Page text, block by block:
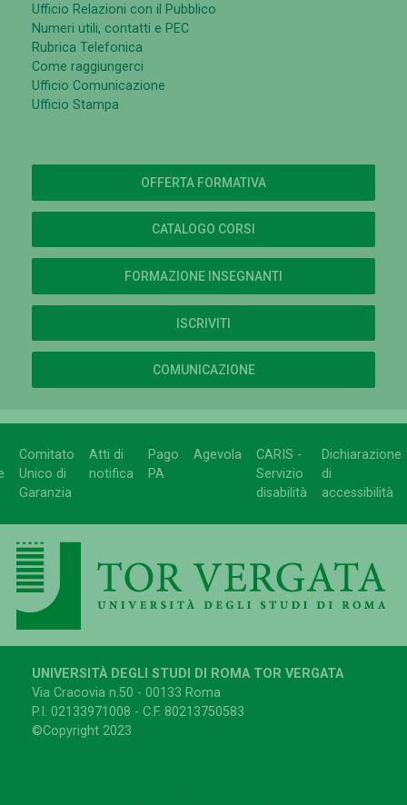
Ufficio Relazioni con il Pubblico
Numeri utili, contatti e PEC
Rubrica Telefonica
Come raggiungerci
Ufficio Comunicazione
Ufficio Stampa
OFFERTA FORMATIVA
CATALOGO CORSI
FORMAZIONE INSEGNANTI
ISCRIVITI
COMUNICAZIONE
Comitato
Unico di
Garanzia
Atti di
notifica
Pago
PA
Agevola
CARIS -
Servizio
disabilità
Dichiarazione
di
accessibilità
UNIVERSITÀ DEGLI STUDI DI ROMA TOR VERGATA
Via Cracovia n.50 - 00133 Roma
P.I. 02133971008 - C.F. 80213750583
©Copyright 2023